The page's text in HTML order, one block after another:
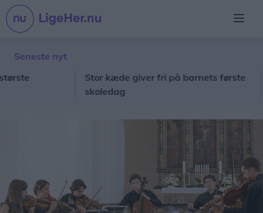
Seneste nyt
Stor kæde giver fri på barnets første
skoledag